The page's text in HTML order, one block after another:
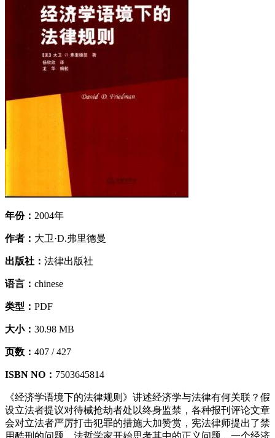
年份： 2004年
作者： 大卫·D.弗里德曼
出版社： 法律出版社
语言： chinese
类型： PDF
大小： 30.98 MB
页数： 407 /427
ISBN NO： 7503645814
《经济学语境下的法律规则》讲述经济学与法律有何关联？假
设立法者提议对待械抢劫者处以终身监禁，各种报刊评论文章
会对立法者严厉打击犯罪的措施大加赞赏，宪法律师提出了禁
用酷刑的问题。法哲学家开始思考其中的正义问题，一个经济